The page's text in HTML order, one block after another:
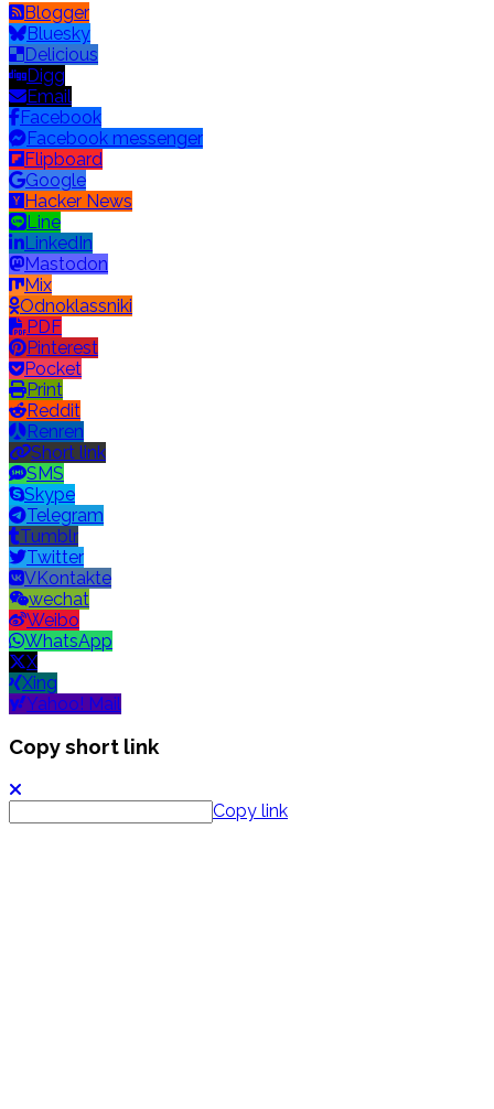
Blogger
Bluesky
Delicious
Digg
Email
Facebook
Facebook messenger
Flipboard
Google
Hacker News
Line
LinkedIn
Mastodon
Mix
Odnoklassniki
PDF
Pinterest
Pocket
Print
Reddit
Renren
Short link
SMS
Skype
Telegram
Tumblr
Twitter
VKontakte
wechat
Weibo
WhatsApp
X
Xing
Yahoo! Mail
Copy short link
Copy link